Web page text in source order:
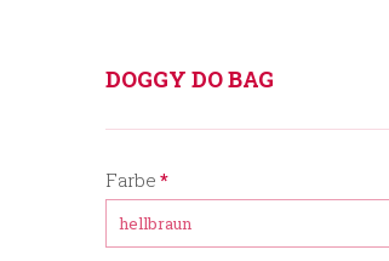
DOGGY DO BAG
Pflichtfeld
Farbe *